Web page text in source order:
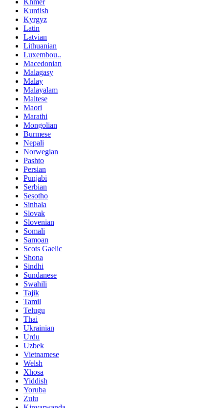
Khmer
Kurdish
Kyrgyz
Latin
Latvian
Lithuanian
Luxembou..
Macedonian
Malagasy
Malay
Malayalam
Maltese
Maori
Marathi
Mongolian
Burmese
Nepali
Norwegian
Pashto
Persian
Punjabi
Serbian
Sesotho
Sinhala
Slovak
Slovenian
Somali
Samoan
Scots Gaelic
Shona
Sindhi
Sundanese
Swahili
Tajik
Tamil
Telugu
Thai
Ukrainian
Urdu
Uzbek
Vietnamese
Welsh
Xhosa
Yiddish
Yoruba
Zulu